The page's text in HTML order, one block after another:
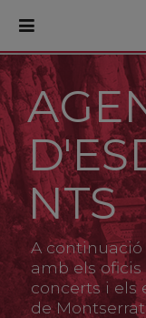
PORTADA
Monestir
Cultura
Actualitat
Fundació
Visita'ns
NTS
A
amb els
concerts i els
de Montserrat